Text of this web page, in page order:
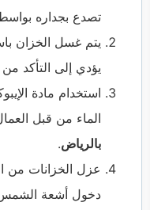
تصدع بجداره
يتم غسل الخزان
يؤدي إلى التأكد
استخدام مادة
الماء من قبل
بالرياض.
عزل الخزانات من
دخول أشعة الشمس